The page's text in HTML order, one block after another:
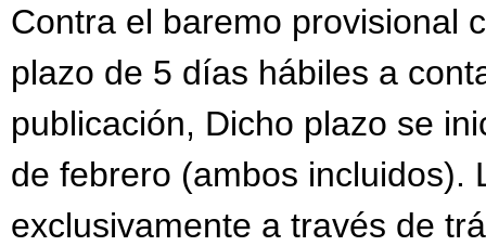
Contra el baremo provisional
plazo de 5 días hábiles a
publicación, Dicho plazo se
de febrero (ambos incluidos).
exclusivamente a través de